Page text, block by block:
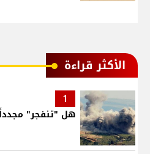
الأكثر قراءة
1
هل "تنفجر"